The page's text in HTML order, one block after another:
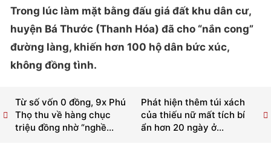
Trong lúc làm mặt bằng đấu giá đất khu dân cư,
huyện Bá Thước (Thanh Hóa) đã cho “nắn cong”
đường làng, khiến hơn 100 hộ dân bức xúc,
không đồng tình.
Phát hiện thêm túi xách
của thiếu nữ mất tích bí
ẩn hơn 20 ngày ở...
Từ số vốn 0 đồng, 9x Phú
Thọ thu về hàng chục
triệu đồng nhờ “nghề...